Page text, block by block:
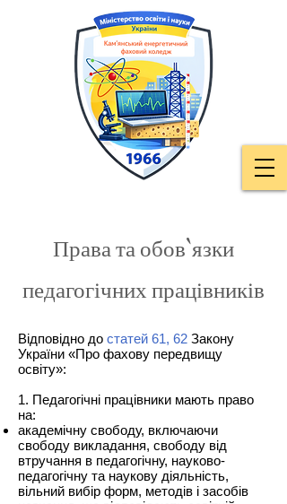
Права та обов`язки
педагогічних працівників
Відповідно до статей 61, 62 Закону
України «Про фахову передвищу
освіту»:
1. Педагогічні працівники мають право
на:
академічну свободу, включаючи
свободу викладання, свободу від
втручання в педагогічну, науково-
педагогічну та наукову діяльність,
вільний вибір форм, методів і засобів